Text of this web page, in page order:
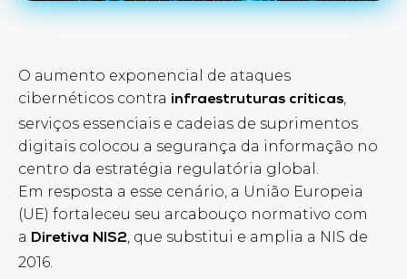
O aumento exponencial de ataques
cibernéticos contra infraestruturas críticas,
serviços essenciais e cadeias de suprimentos
digitais colocou a segurança da informação no
centro da estratégia regulatória global.
Em resposta a esse cenário, a União Europeia
(UE) fortaleceu seu arcabouço normativo com
a Diretiva NIS2, que substitui e amplia a NIS de
2016.